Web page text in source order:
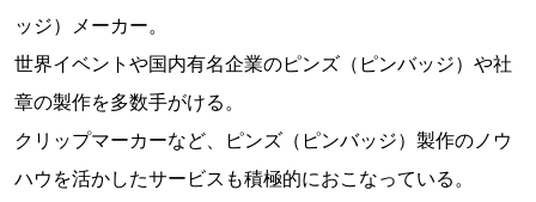
ッジ）メーカー。
世界イベントや国内有名企業のピンズ（ピンバッジ）や社
章の製作を多数手がける。
クリップマーカーなど、ピンズ（ピンバッジ）製作のノウ
ハウを活かしたサービスも積極的におこなっている。